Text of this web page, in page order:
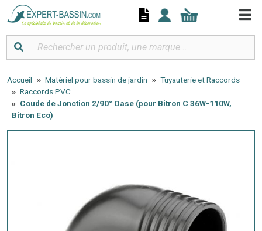
Accueil Matériel pour bassin de jardin
Tuyauterie et Raccords
Raccords PVC
Coude de Jonction 2/90° Oase (pour Bitron C 36W-110W,
Bitron Eco)
Panneau de gestion des cookies